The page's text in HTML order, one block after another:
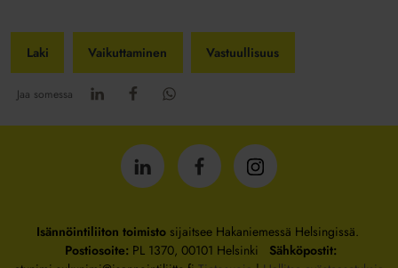
Laki Vaikuttaminen Vastuullisuus
Jaa somessa
IsännöintiliittoIsännöintiliittoIsännöintiliitto
Isännöintiliiton toimistosijaitsee Hakaniemessä Helsingissä.
Postiosoite: PL 1370, 00101 Helsinki Sähköpostit: